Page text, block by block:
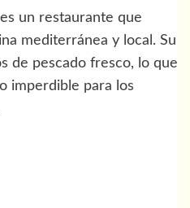
es un restaurante que
mediterránea y local. Su
de pescado fresco, lo que
imperdible para los